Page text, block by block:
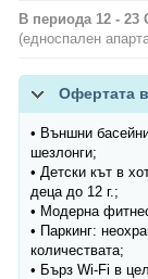
В периода 12 - 23
(едноспален
Офертата
• Външни
шезлонги;
• Детски кът в
деца до 12 г.;
• Модерна
• Паркинг:
количествата;
• Бърз Wi-Fi в